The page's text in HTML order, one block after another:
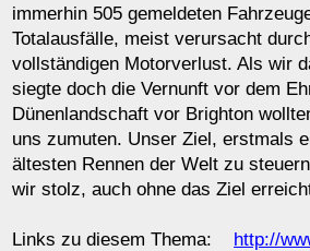
immerhin 505 gemeldeten
Totalausfälle, meist verursacht
vollständigen Motorverlust. Als wir
siegte doch die Vernunft vor dem
Dünenlandschaft vor Brighton
uns zumuten. Unser Ziel, erstmals
ältesten Rennen der Welt zu
wir stolz, auch ohne das Ziel
Links zu diesem Thema: http://